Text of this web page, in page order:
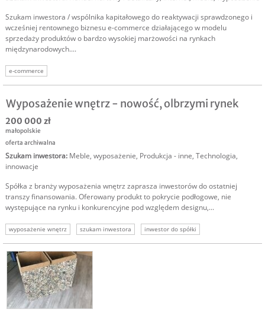
Szukam inwestora / wspólnika kapitałowego do reaktywacji sprawdzonego i
wcześniej rentownego biznesu e-commerce działającego w modelu
sprzedaży produktów o bardzo wysokiej marżowości na rynkach
międzynarodowych....
e-commerce
Wyposażenie wnętrz - nowość, olbrzymi rynek
200 000 zł
małopolskie
oferta archiwalna
Szukam inwestora: Meble, wyposażenie, Produkcja - inne, Technologia,
innowacje
Spółka z branży wyposażenia wnętrz zaprasza inwestorów do ostatniej
transzy finansowania. Oferowany produkt to pokrycie podłogowe, nie
występujące na rynku i konkurencyjne pod względem designu,...
wyposażenie wnętrz szukam inwestora
inwestor do spółki
szukam inwestora spółka
spółka szukam inwestora
inwestor wyposażenie wnętrz